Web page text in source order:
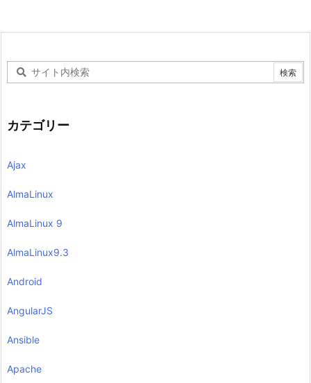
カテゴリー
Ajax
AlmaLinux
AlmaLinux 9
AlmaLinux9.3
Android
AngularJS
Ansible
Apache